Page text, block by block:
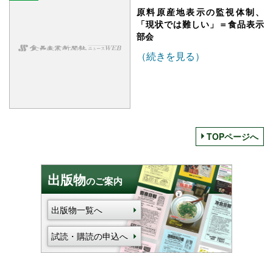
原料原産地表示の監視体制、
「現状では難しい」＝食品表示
部会
（続きを見る）
TOPページへ
出版物のご案内
出版物一覧へ
試読・購読の申込へ